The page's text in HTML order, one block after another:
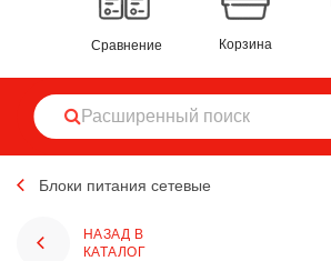
Сравнение Корзина
Блоки питания сетевые
НАЗАД В
КАТАЛОГ